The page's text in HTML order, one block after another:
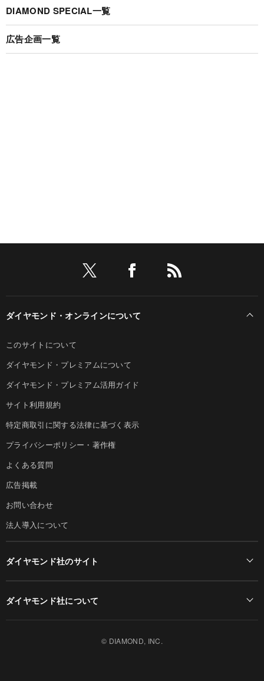
DIAMOND SPECIAL一覧
広告企画一覧
ダイヤモンド・オンラインについて
このサイトについて
ダイヤモンド・プレミアムについて
ダイヤモンド・プレミアム活用ガイド
サイト利用規約
特定商取引に関する法律に基づく表示
プライバシーポリシー・著作権
よくある質問
広告掲載
お問い合わせ
法人導入について
ダイヤモンド社のサイト
ダイヤモンド社について
© DIAMOND, INC.